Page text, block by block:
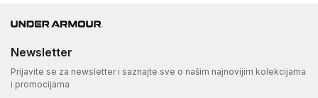
Newsletter
Prijavite se za newsletter i saznajte sve o našim najnovijim kolekcijama
i promocijama